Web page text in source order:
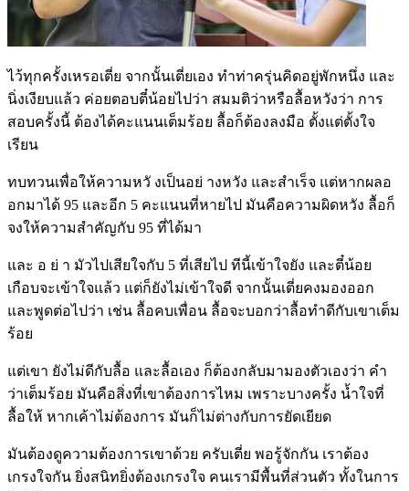
ไว้ทุกครั้งเหรอเตี่ย จากนั้นเตี่ยเอง ทำท่าครุ่นคิดอยู่พักหนึ่ง และ
นิ่งเงียบแล้ว ค่อยตอบตี๋น้อยไปว่า สมมติว่าหรือลื้อหวังว่า การ
สอบครั้งนี้ ต้องได้คะแนนเต็มร้อย ลื้อก็ต้องลงมือ ตั้งแต่ตั้งใจ
เรียน
ทบทวนเพื่อให้ความหวั งเป็นอย่ างหวัง และสำเร็จ แต่หากผลอ
อกมาได้ 95 และอีก 5 คะแนนที่หายไป มันคือความผิดหวัง ลื้อก็
จงให้ความสำคัญกับ 95 ที่ได้มา
และ อ ย่ า มัวไปเสียใจกับ 5 ที่เสียไป ทีนี้เข้าใจยัง และตี๋น้อย
เกือบจะเข้าใจแล้ว แต่ก็ยังไม่เข้าใจดี จากนั้นเตี่ยคงมองออก
และพูดต่อไปว่า เช่น ลื้อคบเพื่อน ลื้อจะบอกว่าลื้อทำดีกับเขาเต็ม
ร้อย
แต่เขา ยังไม่ดีกับลื้อ และลื้อเอง ก็ต้องกลับมามองตัวเองว่า คำ
ว่าเต็มร้อย มันคือสิ่งที่เขาต้องการไหม เพราะบางครั้ง น้ำใจที่
ลื้อให้ หากเค้าไม่ต้องการ มันก็ไม่ต่างกับการยัดเยียด
มันต้องดูความต้องการเขาด้วย ครับเตี่ย พอรู้จักกัน เราต้อง
เกรงใจกัน ยิ่งสนิทยิ่งต้องเกรงใจ คนเรามีพื้นที่ส่วนตัว ทั้งในการ